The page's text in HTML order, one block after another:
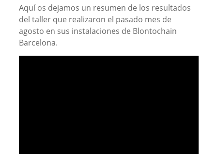
Aquí os dejamos un resumen de los resultados
del taller que realizaron el pasado mes de
agosto en sus instalaciones de Blontochain
Barcelona.